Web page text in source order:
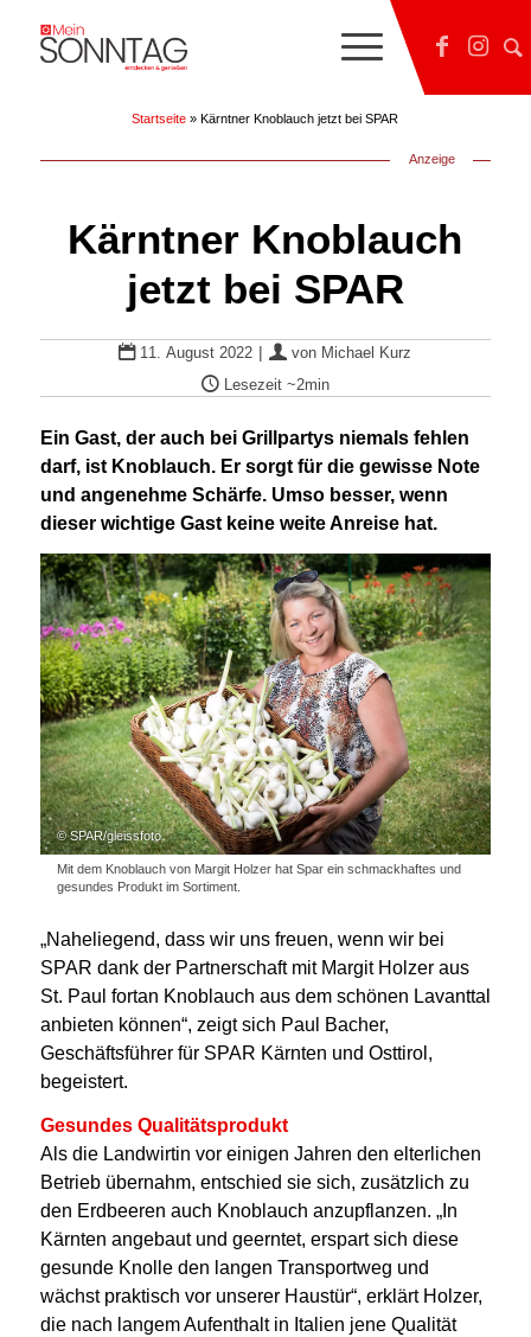
Startseite »Kärntner Knoblauch jetzt bei SPAR
Anzeige
Kärntner Knoblauch
jetzt bei SPAR
11. August 2022 | von Michael Kurz
Lesezeit ~2min
Ein Gast, der auch bei Grillpartys niemals fehlen
darf, ist Knoblauch. Er sorgt für die gewisse Note
und angenehme Schärfe. Umso besser, wenn
dieser wichtige Gast keine weite Anreise hat.
© SPAR/gleissfoto
Mit dem Knoblauch von Margit Holzer hat Spar ein schmackhaftes und
gesundes Produkt im Sortiment.
„Naheliegend, dass wir uns freuen, wenn wir bei
SPAR dank der Partnerschaft mit Margit Holzer aus
St. Paul fortan Knoblauch aus dem schönen Lavanttal
anbieten können“, zeigt sich Paul Bacher,
Geschäftsführer für SPAR Kärnten und Osttirol,
begeistert.
Gesundes Qualitätsprodukt
Als die Landwirtin vor einigen Jahren den elterlichen
Betrieb übernahm, entschied sie sich, zusätzlich zu
den Erdbeeren auch Knoblauch anzupflanzen. „In
Kärnten angebaut und geerntet, erspart sich diese
gesunde Knolle den langen Transportweg und
wächst praktisch vor unserer Haustür“, erklärt Holzer,
die nach langem Aufenthalt in Italien jene Qualität